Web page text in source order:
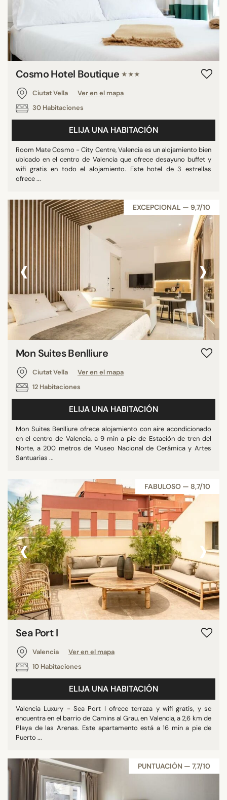
Cosmo Hotel Boutique ★★★
Ciutat Vella
Ver en el mapa
30 Habitaciones
ELIJA UNA HABITACIÓN
Room Mate Cosmo - City Centre, Valencia es un alojamiento bien
ubicado en el centro de Valencia que ofrece desayuno buffet y
wifi gratis en todo el alojamiento. Este hotel de 3 estrellas
ofrece ...
EXCEPCIONAL — 9,7/10
‹ ›
Mon Suites Benlliure
Ciutat Vella
Ver en el mapa
12 Habitaciones
ELIJA UNA HABITACIÓN
Mon Suites Benlliure ofrece alojamiento con aire acondicionado
en el centro de Valencia, a 9 min a pie de Estación de tren del
Norte, a 200 metros de Museo Nacional de Cerámica y Artes
Santuarias ...
FABULOSO — 8,7/10
‹ ›
Sea Port I
Valencia
Ver en el mapa
10 Habitaciones
ELIJA UNA HABITACIÓN
Valencia Luxury - Sea Port I ofrece terraza y wifi gratis, y se
encuentra en el barrio de Camins al Grau, en Valencia, a 2,6 km de
Playa de las Arenas. Este apartamento está a 16 min a pie de
Puerto ...
PUNTUACIÓN — 7,7/10